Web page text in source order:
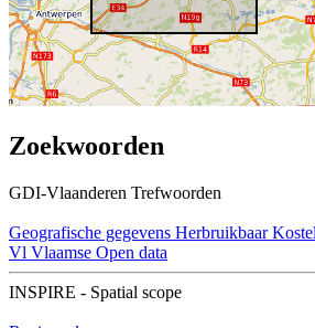
Zoekwoorden
GDI-Vlaanderen Trefwoorden
Geografische gegevens Herbruikbaar
Vl Vlaamse Open data
INSPIRE - Spatial scope